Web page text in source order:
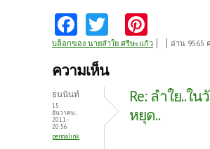
Fa
ce
b
o
k
w
itt
nt
es
t
บล็อกของ นายลำใย ศรีษะแก้ว อ่าน 9565
ความเห็น
ธนนันท์
15
ธันวาคม,
2011 -
20:56
permalink
Re: ลำใย..ใน
หยุด..